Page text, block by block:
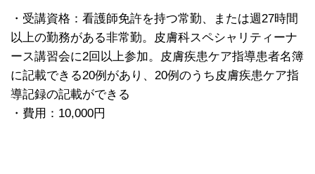
・受講資格：看護師免許を持つ常勤、または週27時間
以上の勤務がある非常勤。皮膚科スペシャリティーナ
ース講習会に2回以上参加。皮膚疾患ケア指導患者名簿
に記載できる20例があり、20例のうち皮膚疾患ケア指
導記録の記載ができる
・費用：10,000円